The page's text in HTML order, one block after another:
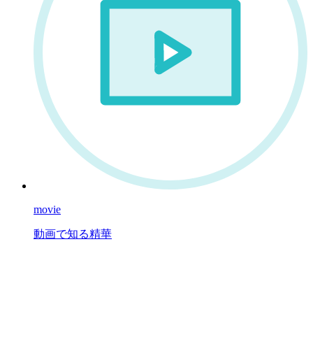
movie
動画で知る精華